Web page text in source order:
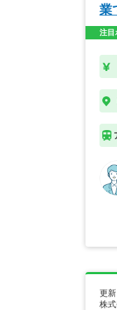
業
注目
更
株